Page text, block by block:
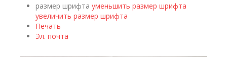
размер шрифта уменьшить размер шрифта
увеличить размер шрифта
Печать
Эл. почта